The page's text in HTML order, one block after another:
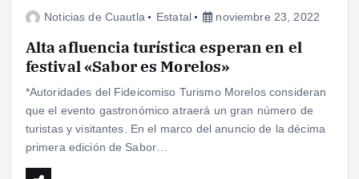
Noticias de Cuautla Estatal noviembre 23, 2022
Alta afluencia turística esperan en el
festival «Sabor es Morelos»
*Autoridades del Fideicomiso Turismo Morelos consideran
que el evento gastronómico atraerá un gran número de
turistas y visitantes. En el marco del anuncio de la décima
primera edición de Sabor…